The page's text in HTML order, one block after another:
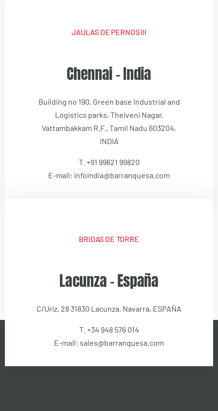
JAULAS DE PERNOS III
Chennai – India
Building no 190, Green base Industrial and
Logistics parks, Theiveni Nagar,
Vattambakkam R.F., Tamil Nadu 603204,
INDIA
T. +91 99621 99820
E-mail: infoindia@barranquesa.com
BRIDAS DE TORRE
Lacunza – España
C/Uriz, 28 31830 Lacunza, Navarra, ESPAÑA
T. +34 948 576 014
E-mail: sales@barranquesa.com